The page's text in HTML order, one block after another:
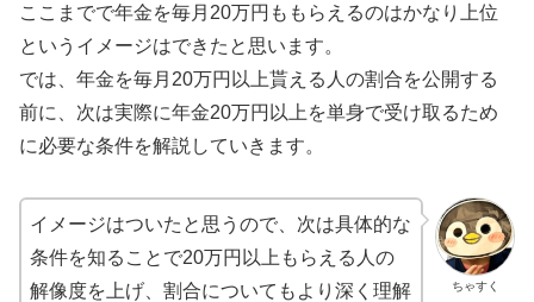
ここまでで年金を毎月20万円ももらえるのはかなり上位
というイメージはできたと思います。
では、年金を毎月20万円以上貰える人の割合を公開する
前に、次は実際に年金20万円以上を単身で受け取るため
に必要な条件を解説していきます。
ちゃすく
イメージはついたと思うので、次は具体的な
条件を知ることで20万円以上もらえる人の
解像度を上げ、割合についてもより深く理解